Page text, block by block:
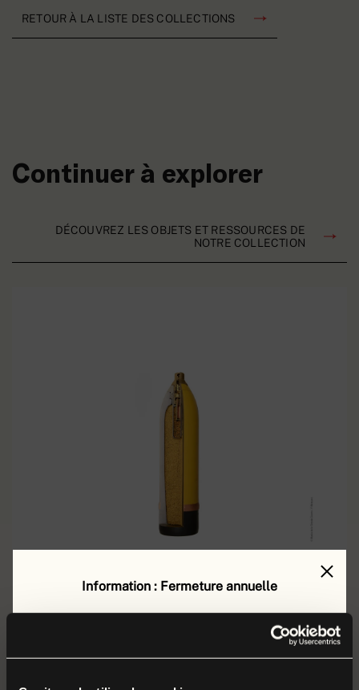
Information : Fermeture annuelle
Le musée de la Grande Guerre est fermé au public
lundi 17 août au vendredi 4 septembre 2026
RETOUR À LA LISTE DES COLLECTIONS
Continuer à explorer
DÉCOUVREZ LES OBJETS ET RESSOURCES DE
NOTRE COLLECTION
modèle 1915
EN SAVOIR PLUS